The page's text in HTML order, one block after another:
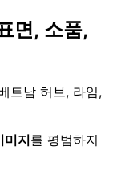
면, 소품,
트남 허브, 라임,
미지를 평범하지